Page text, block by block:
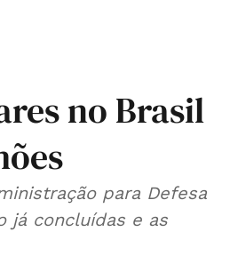
no Brasil
já concluídas e as